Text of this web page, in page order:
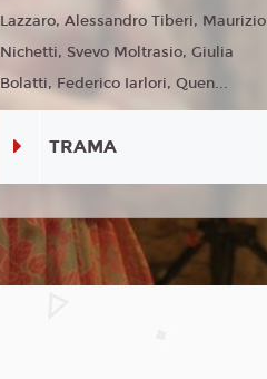
Lazzaro, Alessandro Tiberi, Maurizio
Nichetti, Svevo Moltrasio, Giulia
Bolatti, Federico Iarlori, Quen...
TRAMA